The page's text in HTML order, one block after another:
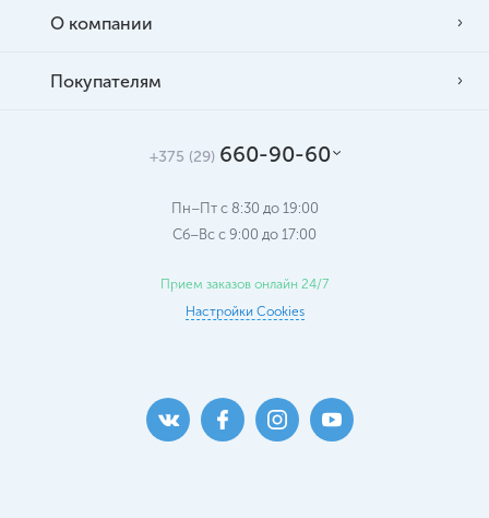
О компании
Покупателям
+375 (29) 660-90-60
Пн–Пт с 8:30 до 19:00
Сб–Вс c 9:00 до 17:00
Прием заказов онлайн 24/7
Настройки Cookies